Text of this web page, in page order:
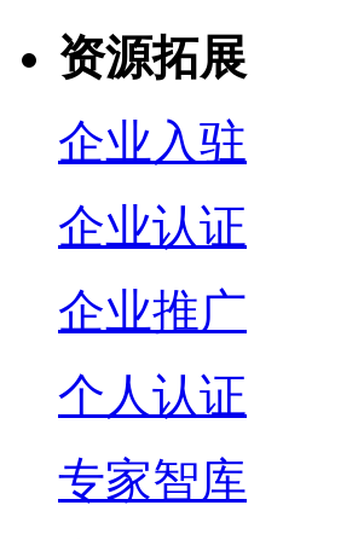
资源拓展
企业入驻
企业认证
企业推广
个人认证
专家智库